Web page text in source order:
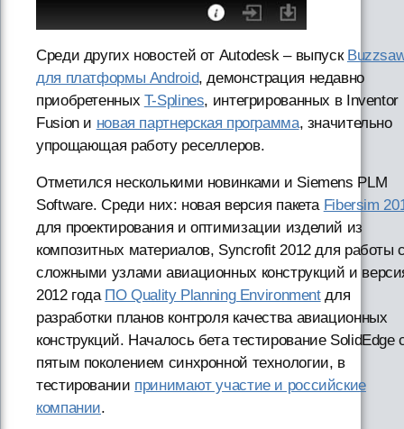
Среди других новостей от Autodesk – выпуск
для платформы Android, демонстрация недавно
приобретенных T-Splines, интегрированных в Inventor
Fusion и новая партнерская программа, значительно
упрощающая работу реселлеров.
Отметился несколькими новинками и Siemens PLM
Software. Среди них: новая версия пакета Fibersim
для проектирования и оптимизации изделий из
композитных материалов, Syncrofit 2012 для работы
сложными узлами авиационных конструкций и
2012 года ПО Quality Planning Environmentдля
разработки планов контроля качества авиационных
конструкций. Началось бета тестирование SolidEdge
пятым поколением синхронной технологии, в
тестировании принимают участие и российские
компании.